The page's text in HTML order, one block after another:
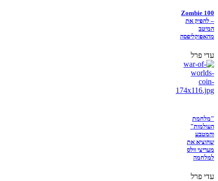
Zombie 100
– להפיק את
המיטב
מהאפוקליפסה
עדי פרל
"מלחמת
העולמות"
והמטבע
שהוציא את
מעריצי וולס
למלחמה
עדי פרל